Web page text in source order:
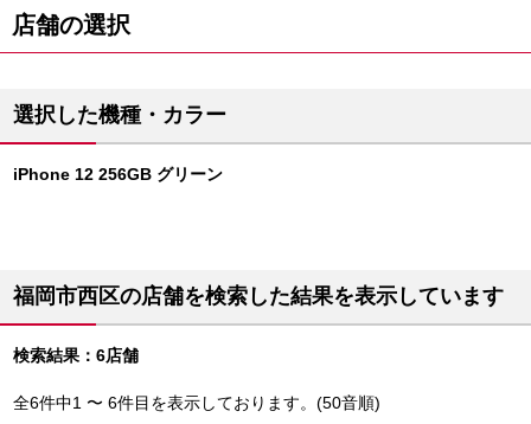
店舗の選択
選択した機種・カラー
iPhone 12 256GB グリーン
福岡市西区の店舗を検索した結果を表示しています
検索結果：6店舗
全6件中1 〜 6件目を表示しております。(50音順)